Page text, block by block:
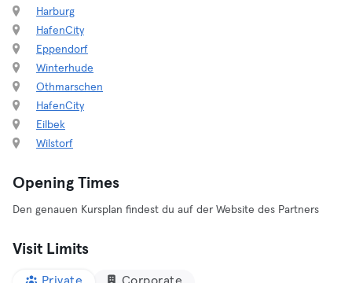
Harburg
HafenCity
Eppendorf
Winterhude
Othmarschen
HafenCity
Eilbek
Wilstorf
Opening Times
Den genauen Kursplan findest du auf der Website des Partners
Visit Limits